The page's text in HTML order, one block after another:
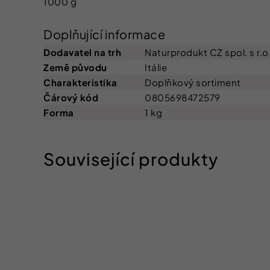
Doplňující informace
Dodavatel na trh
Naturprodukt CZ spol. s
Země původu
Itálie
Charakteristika
Doplňkový sortiment
Čárový kód
0805698472579
Forma
1 kg